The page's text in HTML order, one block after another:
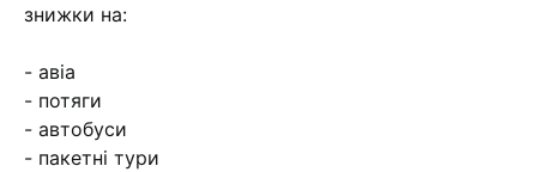
знижки на:
- авіа
- потяги
- автобуси
- пакетні тури